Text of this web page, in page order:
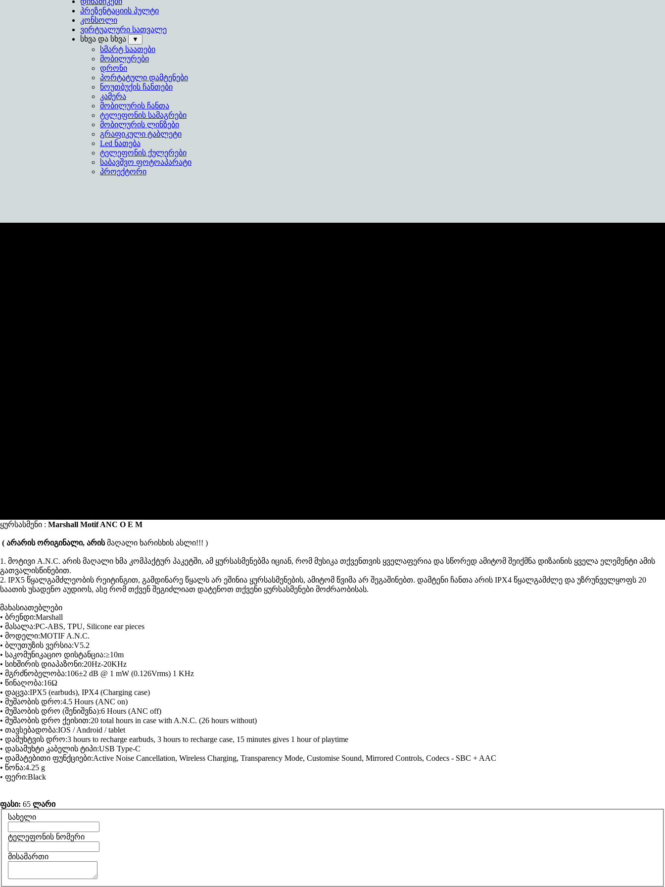
პრეზენტაციის პულტი
კონსოლი
ვირტუალური სათვალე
სხვა და სხვა
▼
სმარტ საათები
მობილურები
დრონი
პორტატული დამტენები
ნოუთბუქის ჩანთები
კამერა
მობილურის ჩანთა
ტელეფონის სამაგრები
მობილურის ლინზები
გრაფიკული ტაბლეტი
Led ნათება
ტელეფონის ქულერები
საბავშვო ფოტოაპარატი
პროექტორი
ყურსასმენი : Marshall MotifANC O E M
( არარის ორიგინალი, არისმაღალი ხარისხის ასლი!!! )
1. მოტივი A.N.C. არის მაღალი ხმა კომპაქტურ პაკეტში, ამ ყურსასმენებმა იციან, რომ მუსიკა თქვენთვის ყველაფერია და სწორედ ამიტომ შეიქმნა დიზაინის ყველა ელემენტი ამის
გათვალისწინებით.
2. IPX5 წყალგამძლეობის რეიტინგით, გამდინარე წყალს არ ეშინია ყურსასმენების, ამიტომ წვიმა არ შეგაშინებთ. დამტენი ჩანთა არის IPX4 წყალგამძლე და უზრუნველყოფს 20
საათის უსადენო აუდიოს, ასე რომ თქვენ შეგიძლიათ დატენოთ თქვენი ყურსასმენები მოძრაობისას.
მახასიათებლები
• ბრენდი:Marshall
• მასალა:PC-ABS, TPU, Silicone ear pieces
• მოდელი:MOTIF A.N.C.
• ბლუთუზის ვერსია:V5.2
• საკომუნიკაციო დისტანცია:≥10m
• სიხშირის დიაპაზონი:20Hz-20KHz
• მგრძნობელობა:106±2 dB @ 1 mW (0.126Vrms) 1 KHz
• წინაღობა:16Ω
• დაცვა:IPX5 (earbuds), IPX4 (Charging case)
• მუშაობის დრო:4.5 Hours (ANC on)
• მუშაობის დრო (შენიშვნა):6 Hours (ANC off)
• მუშაობის დრო ქეისით:20 total hours in case with A.N.C. (26 hours without)
• თავსებადობა:IOS / Android / tablet
• დამუხტვის დრო:3 hours to recharge earbuds, 3 hours to recharge case, 15 minutes gives 1 hour of playtime
• დასამუხტი კაბელის ტიპი:USB Type-C
• დამატებითი ფუნქციები:Active Noise Cancellation, Wireless Charging, Transparency Mode, Customise Sound, Mirrored Controls, Codecs - SBC + AAC
• წონა:4.25 g
• ფერი:Black
ფასი: 65 ლარი
სახელი
ტელეფონის ნომერი
მისამართი